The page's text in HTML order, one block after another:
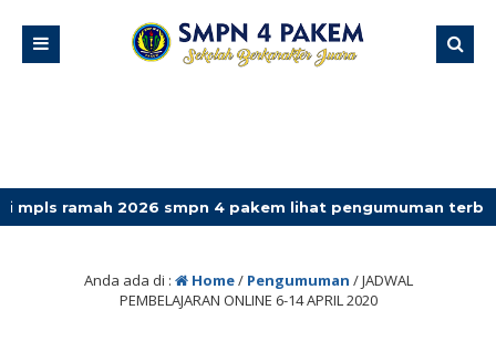
2026 smpn 4 pakem lihat pengumuman terbaru
Anda ada di : Home/ Pengumuman /JADWAL
PEMBELAJARAN ONLINE 6-14 APRIL 2020